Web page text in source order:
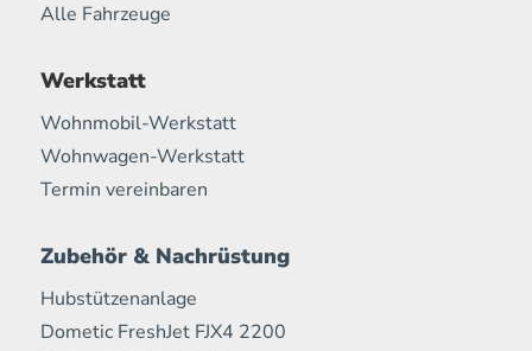
Alle Fahrzeuge
Werkstatt
Wohnmobil-Werkstatt
Wohnwagen-Werkstatt
Termin vereinbaren
Zubehör & Nachrüstung
Hubstützenanlage
Dometic FreshJet FJX4 2200